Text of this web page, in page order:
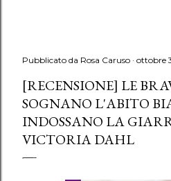
Pubblicato da Rosa Caruso ottobre
[RECENSIONE] LE
SOGNANO L'ABITO
INDOSSANO LA
VICTORIA DAHL